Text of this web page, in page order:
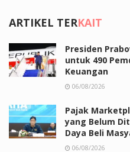
ARTIKEL TERKAIT
Presiden
untuk 490
Keuangan
06/08/2026
Pajak
yang Belum
Daya Beli
06/08/2026